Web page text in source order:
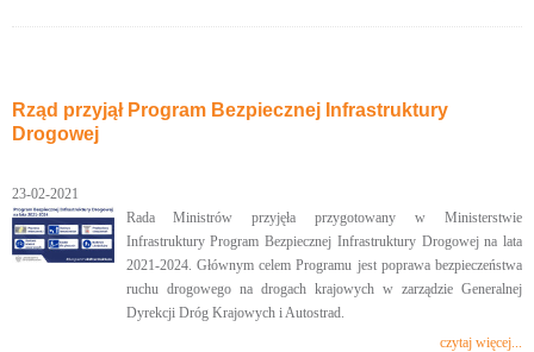
Rząd przyjął Program Bezpiecznej Infrastruktury
Drogowej
23-02-2021
Rada Ministrów przyjęła przygotowany w Ministerstwie
Infrastruktury Program Bezpiecznej Infrastruktury Drogowej na lata
2021-2024. Głównym celem Programu jest poprawa bezpieczeństwa
ruchu drogowego na drogach krajowych w zarządzie Generalnej
Dyrekcji Dróg Krajowych i Autostrad.
czytaj więcej...